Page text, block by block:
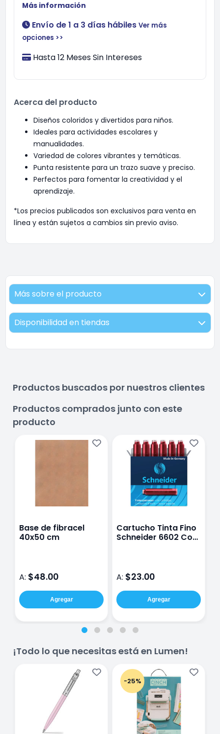
Más información
Envío de 1 a 3 días hábiles Ver más
opciones >>
Hasta 12 Meses Sin Intereses
Acerca del producto
Diseños coloridos y divertidos para niños.
Ideales para actividades escolares y
manualidades.
Variedad de colores vibrantes y temáticas.
Punta resistente para un trazo suave y preciso.
Perfectos para fomentar la creatividad y el
aprendizaje.
*Los precios publicados son exclusivos para venta en
línea y están sujetos a cambios sin previo aviso.
Más sobre el producto
Disponibilidad en tiendas
Productos buscados por nuestros clientes
Productos comprados junto con este
producto
Base de fibracel
40x50 cm
A: $48.00
Agregar
Cartucho Tinta Fino
Schneider 6602 Con
A: $23.00
Agregar
¡Todo lo que necesitas está en Lumen!
-25%